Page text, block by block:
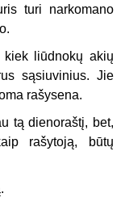
turi narkomano
liūdnokų akių
sąsiuvinius. Jie
rašysena.
tą dienoraštį, bet,
rašytoją, būtų